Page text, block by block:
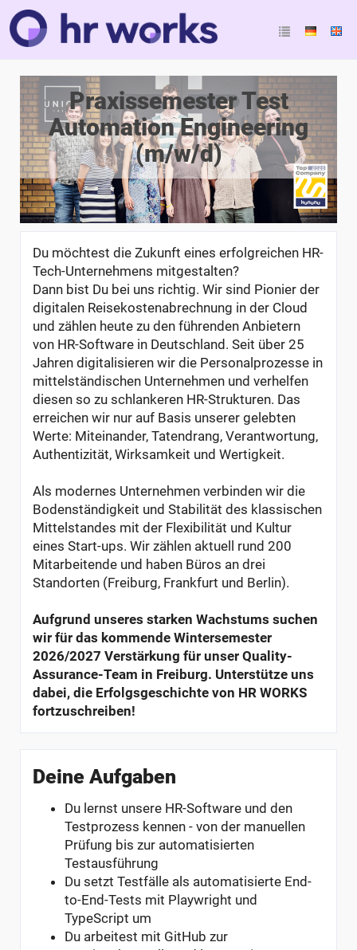
Praxissemester Test
Automation Engineering
(m/w/d)
Du möchtest die Zukunft eines erfolgreichen HR-
Tech-Unternehmens mitgestalten?
Dann bist Du bei uns richtig. Wir sind Pionier der
digitalen Reisekostenabrechnung in der Cloud
und zählen heute zu den führenden Anbietern
von HR-Software in Deutschland. Seit über 25
Jahren digitalisieren wir die Personalprozesse in
mittelständischen Unternehmen und verhelfen
diesen so zu schlankeren HR-Strukturen. Das
erreichen wir nur auf Basis unserer gelebten
Werte: Miteinander, Tatendrang, Verantwortung,
Authentizität, Wirksamkeit und Wertigkeit.
Als modernes Unternehmen verbinden wir die
Bodenständigkeit und Stabilität des klassischen
Mittelstandes mit der Flexibilität und Kultur
eines Start-ups. Wir zählen aktuell rund 200
Mitarbeitende und haben Büros an drei
Standorten (Freiburg, Frankfurt und Berlin).
Aufgrund unseres starken Wachstums suchen
wir für das kommende Wintersemester
2026/2027 Verstärkung für unser Quality-
Assurance-Team in Freiburg. Unterstütze uns
dabei, die Erfolgsgeschichte von HR WORKS
fortzuschreiben!
Deine Aufgaben
Du lernst unsere HR-Software und den
Testprozess kennen - von der manuellen
Prüfung bis zur automatisierten
Testausführung
Du setzt Testfälle als automatisierte End-
to-End-Tests mit Playwright und
TypeScript um
Du arbeitest mit GitHub zur